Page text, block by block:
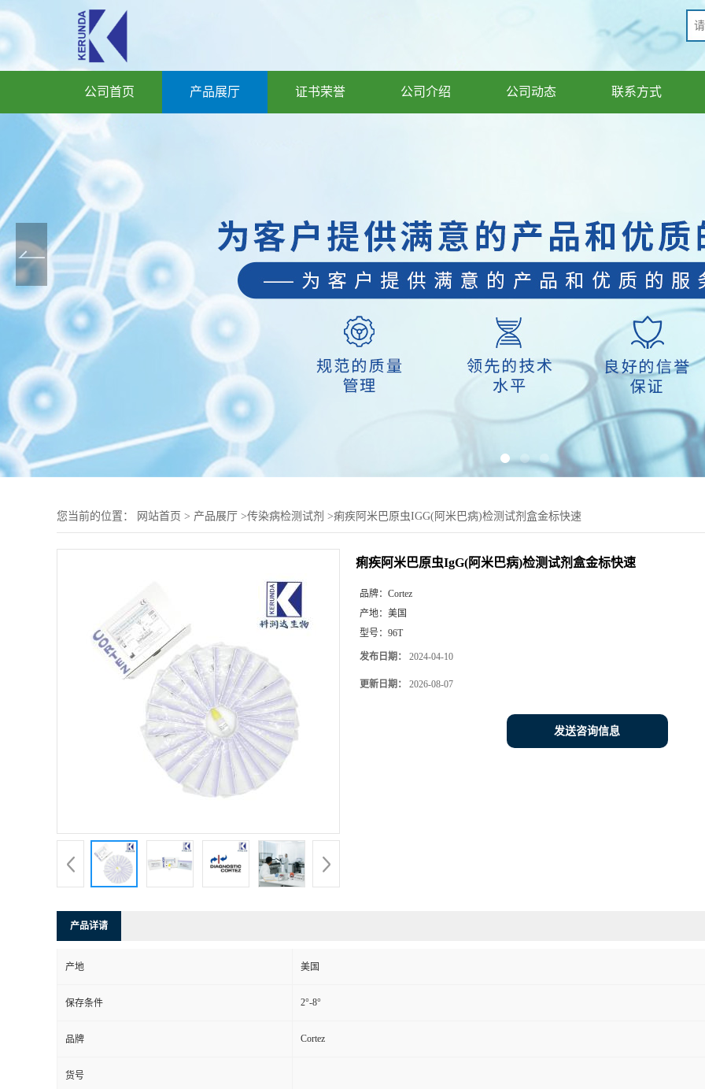
公司首页 产品展厅 证书荣誉 公司介绍 公司动态 联系方式
您当前的位置： 网站首页 > 产品展厅 >传染病检测试剂 >痢疾阿米巴原虫IGG(阿米巴病)检测试剂盒金标快速
痢疾阿米巴原虫IgG(阿米巴病)检测试剂盒金标快速
品牌： Cortez
产地： 美国
型号： 96T
发布日期： 2024-04-10
更新日期： 2026-08-07
发送咨询信息
产品详请
产地 美国
保存条件 2°-8°
品牌 Cortez
货号